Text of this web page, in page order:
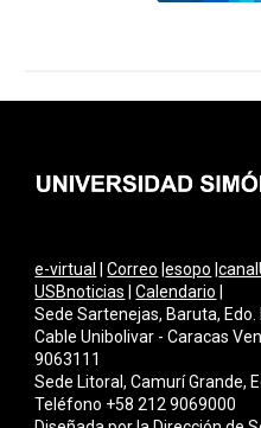
e-virtual |Correo |esopo |
USBnoticias |Calendario
Sede Sartenejas, Baruta,
Cable Unibolivar - Caracas
9063111
Sede Litoral, Camurí Grande,
Teléfono +58 212 9069000